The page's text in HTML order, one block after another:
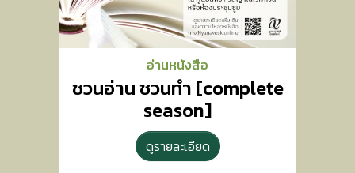
อ่านหนังสือ
ชวนอ่าน ชวนทำ [complete
season]
ดูรายละเอียด